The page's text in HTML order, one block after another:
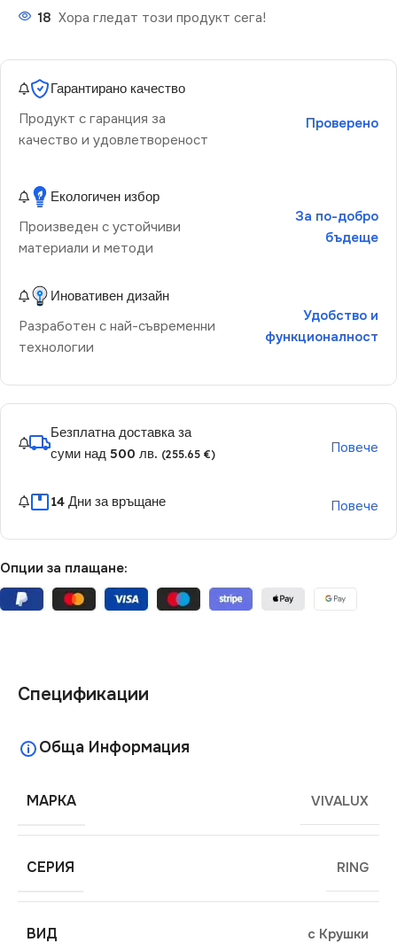
18 Хора гледат този продукт сега!
Гарантирано качество
Продукт с гаранция за
качество и удовлетвореност
Проверено
Екологичен избор
Произведен с устойчиви
материали и методи
За по-добро
бъдеще
Иновативен дизайн
Разработен с най-съвременни
технологии
Удобство и
функционалност
Безплатна доставка за
суми над 500 лв. (255.65 €) Повече
14 Дни за връщане Повече
Опции за плащане:
Спецификации
Обща Информация
МАРКА VIVALUX
СЕРИЯ RING
ВИД с Крушки